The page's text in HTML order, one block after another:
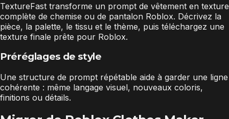
TextureFast transforme un prompt de vêtement en texture
complète de chemise ou de pantalon Roblox. Décrivez la
pièce, la palette, le tissu et le thème, puis téléchargez une
texture finale prête pour Roblox.
Préréglages de style
Une structure de prompt répétable aide à garder une ligne
cohérente : même langage visuel, nouveaux coloris,
finitions ou détails.